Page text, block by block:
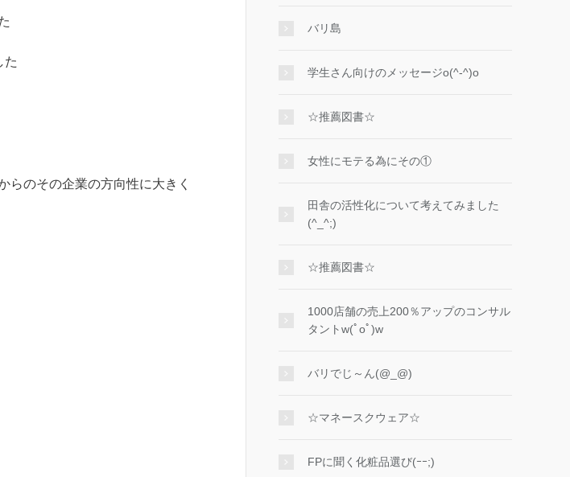
た
らのその企業の方向性に大きく
バリ島
学生さん向けのメッセージo(^-^)o
☆推薦図書☆
女性にモテる為にその①
田舎の活性化について考えてみました
(^_^;)
☆推薦図書☆
1000店舗の売上200％アップのコンサル
タントw(ﾟoﾟ)w
バリでじ～ん(@_@)
☆マネースクウェア☆
FPに聞く化粧品選び(ｰｰ;)